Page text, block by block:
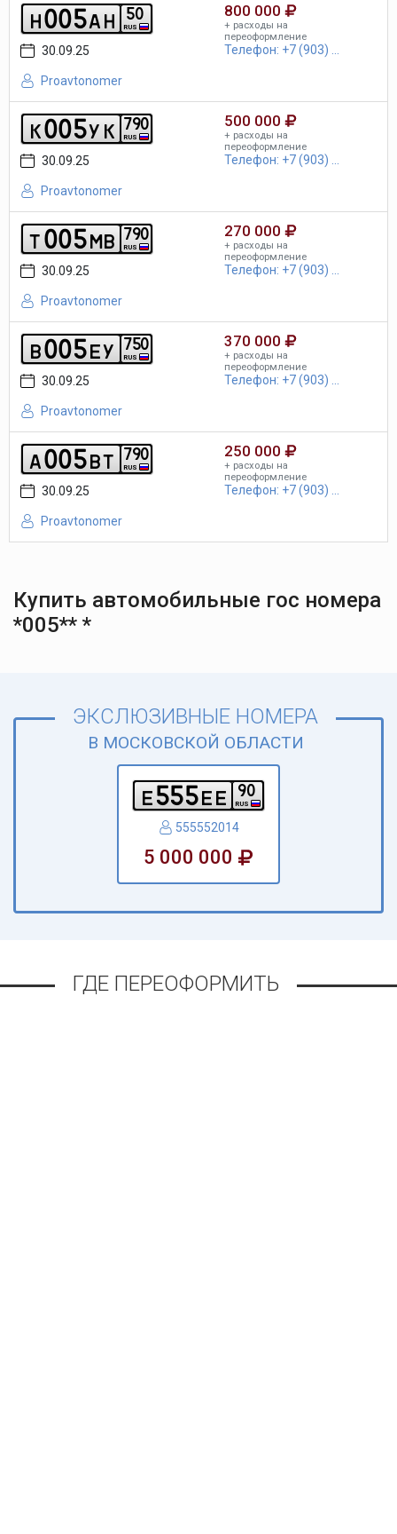
h005a h RUS
50
30.09.25
Proavtonomer
800 000
+ расходы на
переоформление
Телефон: +7 (903) ...
k005y k RUS
790
30.09.25
Proavtonomer
500 000
+ расходы на
переоформление
Телефон: +7 (903) ...
t005mb RUS
790
30.09.25
Proavtonomer
270 000
+ расходы на
переоформление
Телефон: +7 (903) ...
b005ey RUS
750
30.09.25
Proavtonomer
370 000
+ расходы на
переоформление
Телефон: +7 (903) ...
a005bt RUS
790
30.09.25
Proavtonomer
250 000
+ расходы на
переоформление
Телефон: +7 (903) ...
Купить автомобильные гос номера
*005** *
ЭКСЛЮЗИВНЫЕ НОМЕРА
В МОСКОВСКОЙ ОБЛАСТИ
e555e e RUS
90
555552014
5 000 000
ГДЕ ПЕРЕОФОРМИТЬ